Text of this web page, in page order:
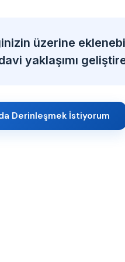
üzerine
yaklaşımı
Derinleşmek İstiyorum